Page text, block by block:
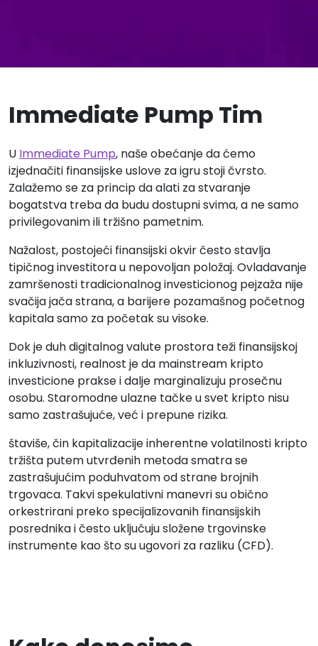
Immediate Pump Tim
U Immediate Pump, naše obećanje da ćemo
izjednačiti finansijske uslove za igru stoji čvrsto.
Zalažemo se za princip da alati za stvaranje
bogatstva treba da budu dostupni svima, a ne samo
privilegovanim ili tržišno pametnim.
Nažalost, postojeći finansijski okvir često stavlja
tipičnog investitora u nepovoljan položaj. Ovladavanje
zamršenosti tradicionalnog investicionog pejzaža nije
svačija jača strana, a barijere pozamašnog početnog
kapitala samo za početak su visoke.
Dok je duh digitalnog valute prostora teži finansijskoj
inkluzivnosti, realnost je da mainstream kripto
investicione prakse i dalje marginalizuju prosečnu
osobu. Staromodne ulazne tačke u svet kripto nisu
samo zastrašujuće, već i prepune rizika.
štaviše, čin kapitalizacije inherentne volatilnosti kripto
tržišta putem utvrđenih metoda smatra se
zastrašujućim poduhvatom od strane brojnih
trgovaca. Takvi spekulativni manevri su obično
orkestrirani preko specijalizovanih finansijskih
posrednika i često uključuju složene trgovinske
instrumente kao što su ugovori za razliku (CFD).